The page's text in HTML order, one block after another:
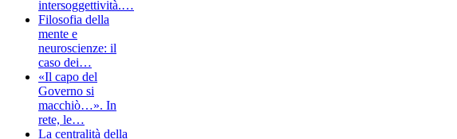
intersoggettività.…
Filosofia della
mente e
neuroscienze: il
caso dei…
«Il capo del
Governo si
macchiò…». In
rete, le…
La centralità della